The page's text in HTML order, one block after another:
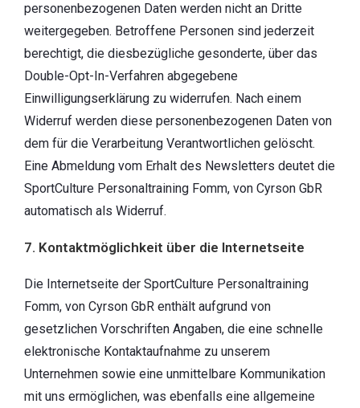
personenbezogenen Daten werden nicht an Dritte
weitergegeben. Betroffene Personen sind jederzeit
berechtigt, die diesbezügliche gesonderte, über das
Double-Opt-In-Verfahren abgegebene
Einwilligungserklärung zu widerrufen. Nach einem
Widerruf werden diese personenbezogenen Daten von
dem für die Verarbeitung Verantwortlichen gelöscht.
Eine Abmeldung vom Erhalt des Newsletters deutet die
SportCulture Personaltraining Fomm, von Cyrson GbR
automatisch als Widerruf.
7. Kontaktmöglichkeit über die Internetseite
Die Internetseite der SportCulture Personaltraining
Fomm, von Cyrson GbR enthält aufgrund von
gesetzlichen Vorschriften Angaben, die eine schnelle
elektronische Kontaktaufnahme zu unserem
Unternehmen sowie eine unmittelbare Kommunikation
mit uns ermöglichen, was ebenfalls eine allgemeine